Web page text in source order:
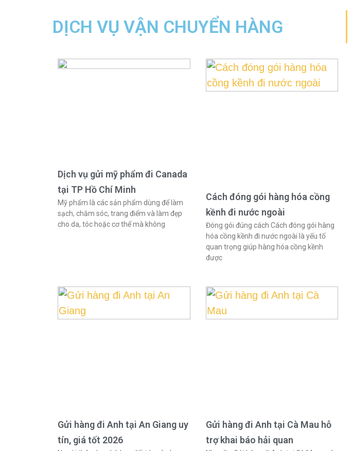
DỊCH VỤ VẬN CHUYỂN HÀNG
Dịch vụ gửi mỹ phẩm đi Canada
tại TP Hồ Chí Minh
Mỹ phẩm là các sản phẩm dùng để làm
sạch, chăm sóc, trang điểm và làm đẹp
cho da, tóc hoặc cơ thể mà không
Cách đóng gói hàng hóa cồng
kềnh đi nước ngoài
Đóng gói đúng cách Cách đóng gói hàng
hóa cồng kềnh đi nước ngoài là yếu tố
quan trọng giúp hàng hóa cồng kềnh
được
Gửi hàng đi Anh tại An Giang uy
tín, giá tốt 2026
Gửi hàng đi Anh tại Cà Mau hỗ
trợ khai báo hải quan